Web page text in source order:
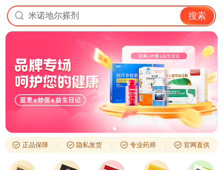
米诺地尔搽剂 搜索
正品保障 隐私发货 专业药师 官网直供